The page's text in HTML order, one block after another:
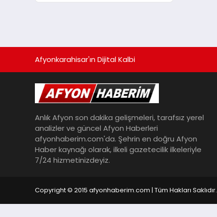
Afyonkarahisar'ın Dijital Kalbi
Anlık Afyon son dakika gelişmeleri, tarafsız yerel
analizler ve güncel Afyon Haberleri
afyonhaberim.com'da. Şehrin en doğru Afyon
Haber kaynağı olarak, ilkeli gazetecilik ilkeleriyle
7/24 hizmetinizdeyiz.
Copyright © 2015 afyonhaberim.com | Tüm Hakları Saklıdır.